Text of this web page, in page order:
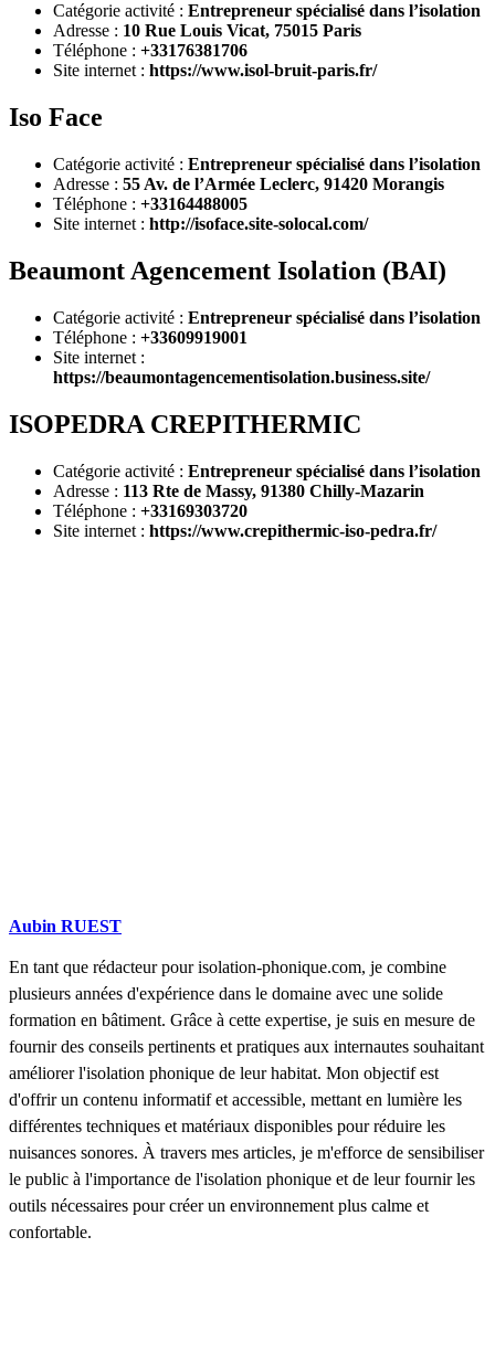
Catégorie activité : Entrepreneur spécialisé dans l’isolation
Adresse : 10 Rue Louis Vicat, 75015 Paris
Téléphone : +33176381706
Site internet : https://www.isol-bruit-paris.fr/
Iso Face
Catégorie activité : Entrepreneur spécialisé dans l’isolation
Adresse : 55 Av. de l’Armée Leclerc, 91420 Morangis
Téléphone : +33164488005
Site internet : http://isoface.site-solocal.com/
Beaumont Agencement Isolation (BAI)
Catégorie activité : Entrepreneur spécialisé dans l’isolation
Téléphone : +33609919001
Site internet :
https://beaumontagencementisolation.business.site/
ISOPEDRA CREPITHERMIC
Catégorie activité : Entrepreneur spécialisé dans l’isolation
Adresse : 113 Rte de Massy, 91380 Chilly-Mazarin
Téléphone : +33169303720
Site internet : https://www.crepithermic-iso-pedra.fr/
Aubin RUEST
En tant que rédacteur pour isolation-phonique.com, je combine
plusieurs années d'expérience dans le domaine avec une solide
formation en bâtiment. Grâce à cette expertise, je suis en mesure de
fournir des conseils pertinents et pratiques aux internautes souhaitant
améliorer l'isolation phonique de leur habitat. Mon objectif est
d'offrir un contenu informatif et accessible, mettant en lumière les
différentes techniques et matériaux disponibles pour réduire les
nuisances sonores. À travers mes articles, je m'efforce de sensibiliser
le public à l'importance de l'isolation phonique et de leur fournir les
outils nécessaires pour créer un environnement plus calme et
confortable.